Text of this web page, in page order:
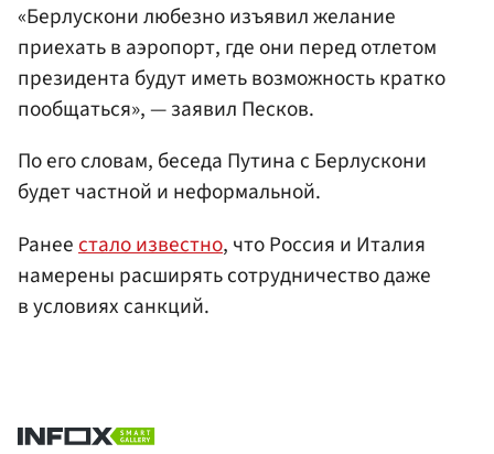
«Берлускони любезно изъявил желание
приехать в аэропорт, где они перед отлетом
президента будут иметь возможность кратко
пообщаться», — заявил Песков.
По его словам, беседа Путина с Берлускони
будет частной и неформальной.
Ранее стало известно, что Россия и Италия
намерены расширять сотрудничество даже
в условиях санкций.